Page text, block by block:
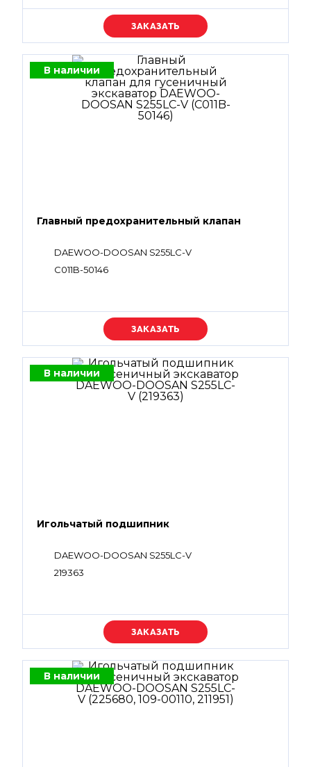
Уточняйте цену
В наличии
Главный предохранительный клапан
DAEWOO-DOOSAN S255LC-V
C011B-50146
Уточняйте цену
В наличии
Игольчатый подшипник
DAEWOO-DOOSAN S255LC-V
219363
Уточняйте цену
В наличии